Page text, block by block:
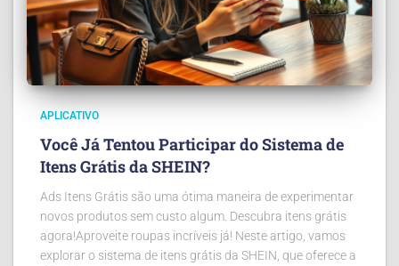
APLICATIVO
Você Já Tentou Participar do Sistema de
Itens Grátis da SHEIN?
Ads Itens Grátis são uma ótima maneira de experimentar
novos produtos sem custo algum. Descubra itens grátis
agora!Aproveite roupas incríveis já! Neste artigo, vamos
explorar o sistema de itens grátis da SHEIN, que oferece a